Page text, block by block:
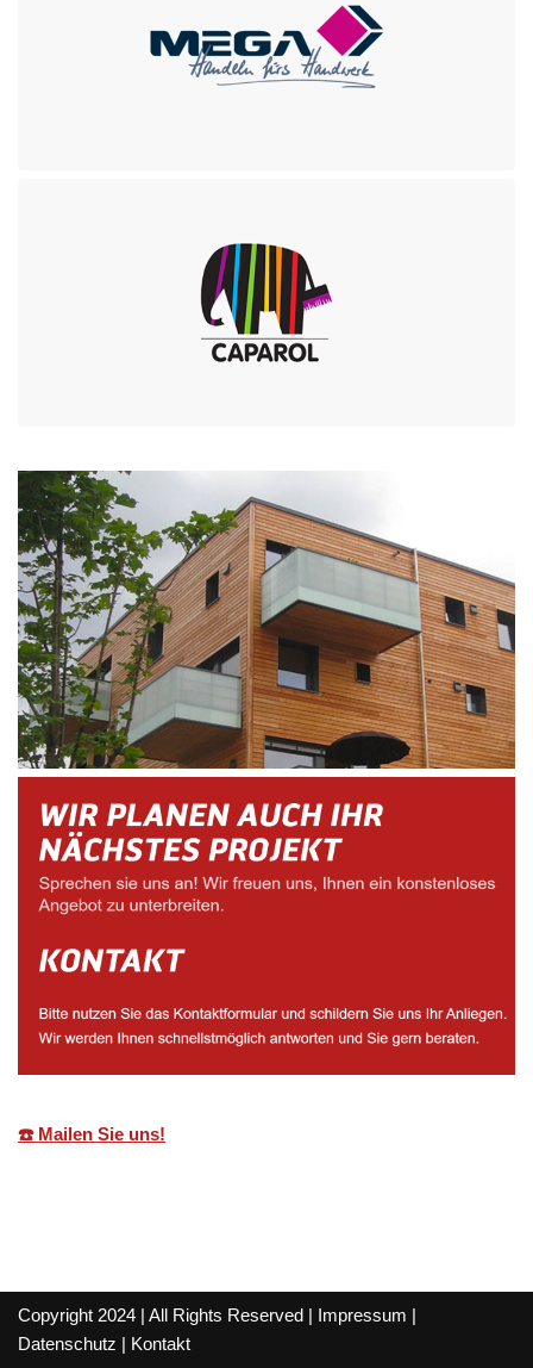
☎️ Mailen Sie uns!
Copyright 2024 | All Rights Reserved | Impressum |
Datenschutz | Kontakt